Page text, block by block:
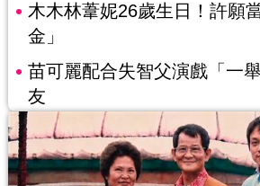
木木林葦妮26歲生日！許願
金」
苗可麗配合失智父演戲「一
友